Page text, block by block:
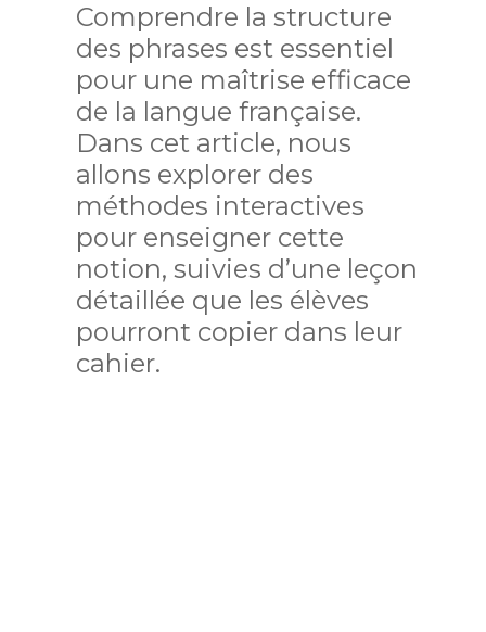
Comprendre la structure
des phrases est essentiel
pour une maîtrise efficace
de la langue française.
Dans cet article, nous
allons explorer des
méthodes interactives
pour enseigner cette
notion, suivies d’une leçon
détaillée que les élèves
pourront copier dans leur
cahier.